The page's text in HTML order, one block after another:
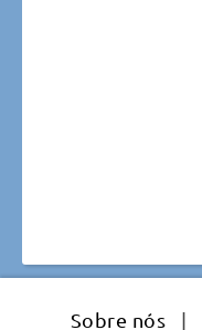
Sobre nós |